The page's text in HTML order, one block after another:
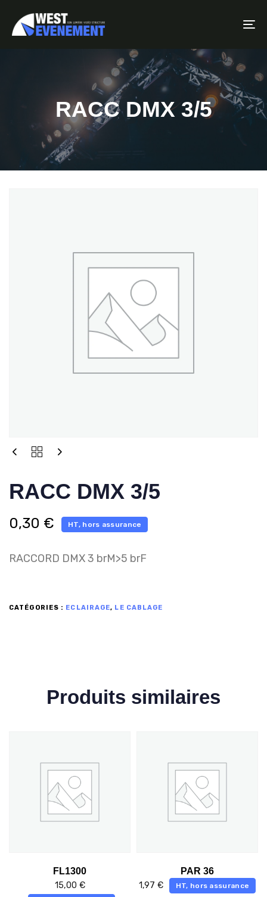
RACC DMX 3/5
RACC DMX 3/5
0,30 € HT, hors assurance
RACCORD DMX 3 brM>5 brF
CATÉGORIES : ECLAIRAGE, LE CABLAGE
Produits similaires
FL1300
15,00 €
PAR 36
1,97 € HT, hors assurance